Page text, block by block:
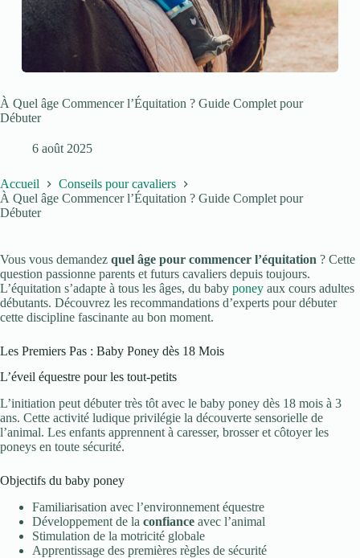
À Quel âge Commencer l’Équitation ? Guide Complet pour
Débuter
6 août 2025
Accueil
Conseils pour cavaliers
À Quel âge Commencer l’Équitation ? Guide Complet pour
Débuter
Vous vous demandez quel âge pour commencer l’équitation ? Cette
question passionne parents et futurs cavaliers depuis toujours.
L’équitation s’adapte à tous les âges, du baby poney aux cours adultes
débutants. Découvrez les recommandations d’experts pour débuter
cette discipline fascinante au bon moment.
Les Premiers Pas : Baby Poney dès 18 Mois
L’éveil équestre pour les tout-petits
L’initiation peut débuter très tôt avec le baby poney dès 18 mois à 3
ans. Cette activité ludique privilégie la découverte sensorielle de
l’animal. Les enfants apprennent à caresser, brosser et côtoyer les
poneys en toute sécurité.
Objectifs du baby poney
Familiarisation avec l’environnement équestre
Développement de la confiance avec l’animal
Stimulation de la motricité globale
Apprentissage des premières règles de sécurité